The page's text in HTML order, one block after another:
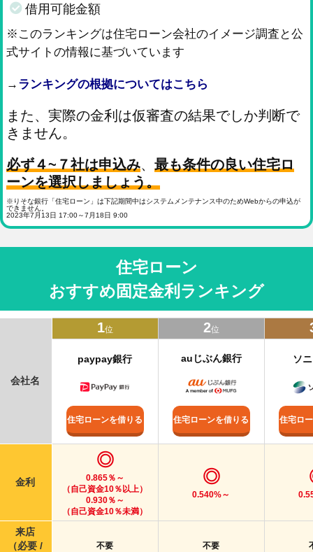
借用可能金額
※このランキングは住宅ローン会社のイメージ調査と公
式サイトの情報に基づいています
→ ランキングの根拠についてはこちら
また、実際の金利は仮審査の結果でしか判断で
きません。
必ず４~７社は申込み、 最も条件の良い住宅ロ
ーンを選択しましょう。
※りそな銀行「住宅ローン」は下記期間中はシステムメンテナンス中のためWebからの申込が
できません。
2023年7月13日 17:00～7月18日 9:00
住宅ローン
おすすめ固定金利ランキング
会社名
1位 2位
paypay銀行
住宅ローンを借りる
auじぶん銀行
住宅ローンを借りる
ソ
住宅ロ
金利
◎
0.865％～
（自己資金10％以上）
0.930％～
（自己資金10％未満）
◎
0.540%～
来店
（必要 /
不要 不要